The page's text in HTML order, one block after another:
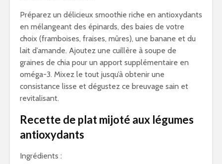
Préparez un délicieux smoothie riche en antioxydants
en mélangeant des épinards, des baies de votre
choix (framboises, fraises, mûres), une banane et du
lait d’amande. Ajoutez une cuillère à soupe de
graines de chia pour un apport supplémentaire en
oméga-3. Mixez le tout jusqu’à obtenir une
consistance lisse et dégustez ce breuvage sain et
revitalisant.
Recette de plat mijoté aux légumes
antioxydants
Ingrédients :